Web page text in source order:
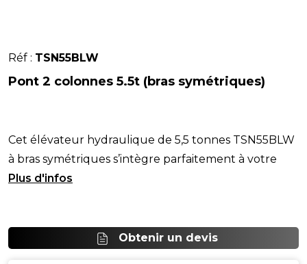
Réf : TSN55BLW
Pont 2 colonnes 5.5t (bras symétriques)
Cet élévateur hydraulique de 5,5 tonnes TSN55BLW
à bras symétriques s’intègre parfaitement à votre
atelier.Faisant partie de la gamme TSN, il combine
Obtenir un devis